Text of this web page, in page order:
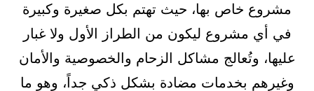
مشروع خاص بها، حيث تهتم بكل صغيرة وكبيرة
في أي مشروع ليكون من الطراز الأول ولا غبار
عليها، وتُعالج مشاكل الزحام والخصوصية والأمان
وغيرهم بخدمات مضادة بشكل ذكي جداً، وهو ما